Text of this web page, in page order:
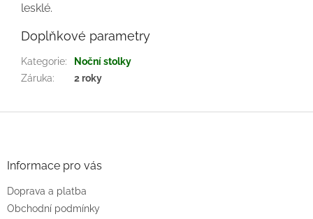
lesklé.
Doplňkové parametry
Kategorie:
Noční stolky
Záruka: 2 roky
Informace pro vás
Doprava a platba
Obchodní podmínky